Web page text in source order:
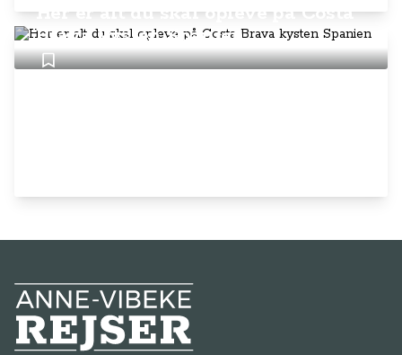
Her er alt du skal opleve på Costa
Brava kysten Spanien
Anne-Vibeke Rejser